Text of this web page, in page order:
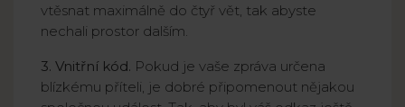
vtěsnat maximálně do čtyř vět, tak abyste
nechali prostor dalším.
3. Vnitřní kód. Pokud je vaše zpráva určena
blízkému příteli, je dobré připomenout nějakou